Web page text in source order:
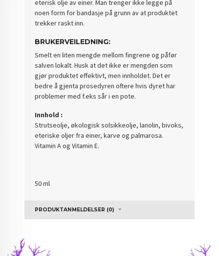
eterisk olje av einer. Man trenger ikke legge på
noen form for bandasje på grunn av at produktet
trekker raskt inn.
BRUKERVEILEDNING:
Smelt en liten mengde mellom fingrene og påfør
salven lokalt. Husk at det ikke er mengden som
gjør produktet effektivt, men innholdet. Det er
bedre å gjenta prosedyren oftere hvis dyret har
problemer med f.eks sår i en pote.
Innhold :
Strutseolje, økologisk solsikkeolje, lanolin, bivoks,
eteriske oljer fra einer, karve og palmarosa.
Vitamin A og Vitamin E.
50 ml
PRODUKTANMELDELSER (0)